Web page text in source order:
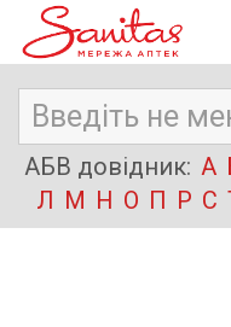
АБВ довідник: А
Л М Н О П Р С